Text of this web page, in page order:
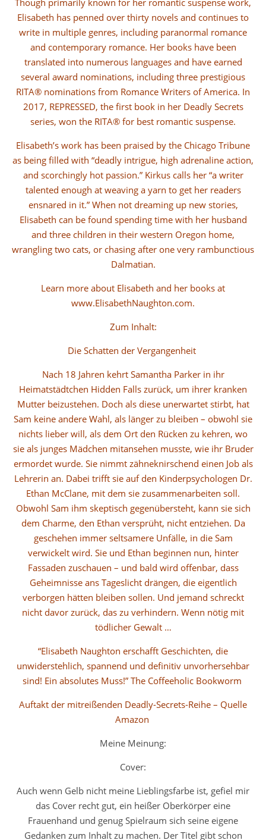
Elisabeth has penned over thirty novels and continues to
write in multiple genres, including paranormal romance
and contemporary romance. Her books have been
translated into numerous languages and have earned
several award nominations, including three prestigious
RITA® nominations from Romance Writers of America. In
2017, REPRESSED, the first book in her Deadly Secrets
series, won the RITA® for best romantic suspense.
Elisabeth’s work has been praised by the Chicago Tribune
as being filled with “deadly intrigue, high adrenaline action,
and scorchingly hot passion.” Kirkus calls her “a writer
talented enough at weaving a yarn to get her readers
ensnared in it.” When not dreaming up new stories,
Elisabeth can be found spending time with her husband
and three children in their western Oregon home,
wrangling two cats, or chasing after one very rambunctious
Dalmatian.
Learn more about Elisabeth and her books at
www.ElisabethNaughton.com.
Zum Inhalt:
Die Schatten der Vergangenheit
Nach 18 Jahren kehrt Samantha Parker in ihr
Heimatstädtchen Hidden Falls zurück, um ihrer kranken
Mutter beizustehen. Doch als diese unerwartet stirbt, hat
Sam keine andere Wahl, als länger zu bleiben – obwohl sie
nichts lieber will, als dem Ort den Rücken zu kehren, wo
sie als junges Mädchen mitansehen musste, wie ihr Bruder
ermordet wurde. Sie nimmt zähneknirschend einen Job als
Lehrerin an. Dabei trifft sie auf den Kinderpsychologen Dr.
Ethan McClane, mit dem sie zusammenarbeiten soll.
Obwohl Sam ihm skeptisch gegenübersteht, kann sie sich
dem Charme, den Ethan versprüht, nicht entziehen. Da
geschehen immer seltsamere Unfälle, in die Sam
verwickelt wird. Sie und Ethan beginnen nun, hinter
Fassaden zuschauen – und bald wird offenbar, dass
Geheimnisse ans Tageslicht drängen, die eigentlich
verborgen hätten bleiben sollen. Und jemand schreckt
nicht davor zurück, das zu verhindern. Wenn nötig mit
tödlicher Gewalt …
“Elisabeth Naughton erschafft Geschichten, die
unwiderstehlich, spannend und definitiv unvorhersehbar
sind! Ein absolutes Muss!” The Coffeeholic Bookworm
Auftakt der mitreißenden Deadly-Secrets-Reihe – Quelle
Amazon
Meine Meinung:
Cover:
Auch wenn Gelb nicht meine Lieblingsfarbe ist, gefiel mir
das Cover recht gut, ein heißer Oberkörper eine
Frauenhand und genug Spielraum sich seine eigene
Gedanken zum Inhalt zu machen. Der Titel gibt schon